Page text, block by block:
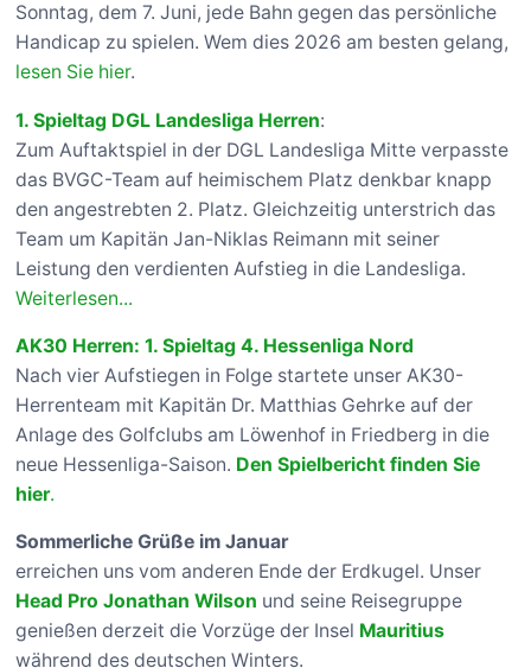
Sonntag, dem 7. Juni, jede Bahn gegen das persönliche
Handicap zu spielen. Wem dies 2026 am besten gelang,
lesen Sie hier.
1. Spieltag DGL Landesliga Herren:
Zum Auftaktspiel in der DGL Landesliga Mitte verpasste
das BVGC-Team auf heimischem Platz denkbar knapp
den angestrebten 2. Platz. Gleichzeitig unterstrich das
Team um Kapitän Jan-Niklas Reimann mit seiner
Leistung den verdienten Aufstieg in die Landesliga.
Weiterlesen...
AK30 Herren: 1. Spieltag 4. Hessenliga Nord
Nach vier Aufstiegen in Folge startete unser AK30-
Herrenteam mit Kapitän Dr. Matthias Gehrke auf der
Anlage des Golfclubs am Löwenhof in Friedberg in die
neue Hessenliga-Saison. Den Spielbericht finden Sie
hier.
Sommerliche Grüße im Januar
erreichen uns vom anderen Ende der Erdkugel. Unser
Head Pro Jonathan Wilson und seine Reisegruppe
genießen derzeit die Vorzüge der Insel Mauritius
während des deutschen Winters.